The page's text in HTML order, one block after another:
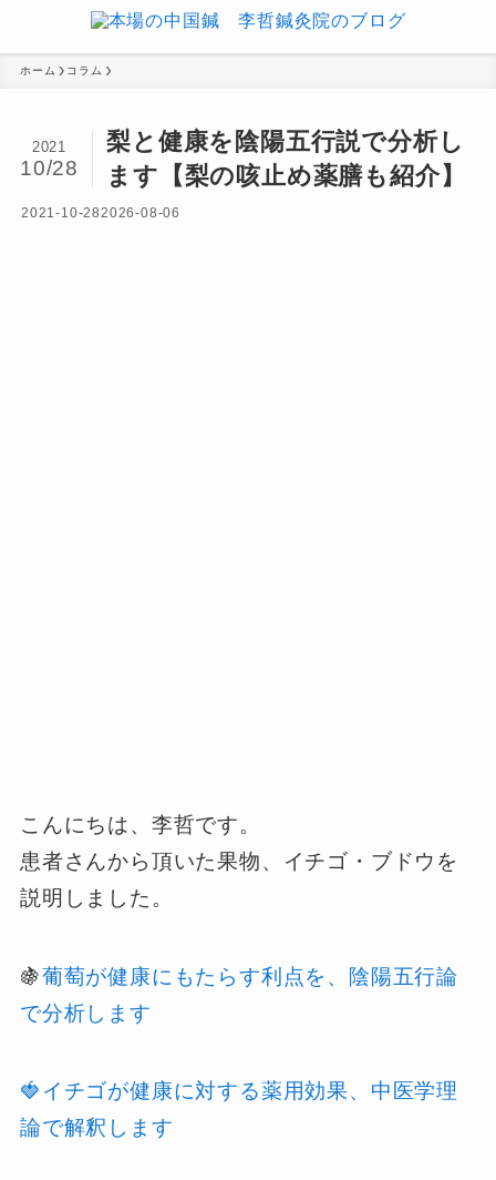
ホーム コラム
梨と健康を陰陽五行説で分析し
ます【梨の咳止め薬膳も紹介】
2021
10/28
2021-10-282026-08-06
こんにちは、李哲です。
患者さんから頂いた果物、イチゴ・ブドウを
説明しました。
🍇葡萄が健康にもたらす利点を、陰陽五行論
で分析します
🍓イチゴが健康に対する薬用効果、中医学理
論で解釈します